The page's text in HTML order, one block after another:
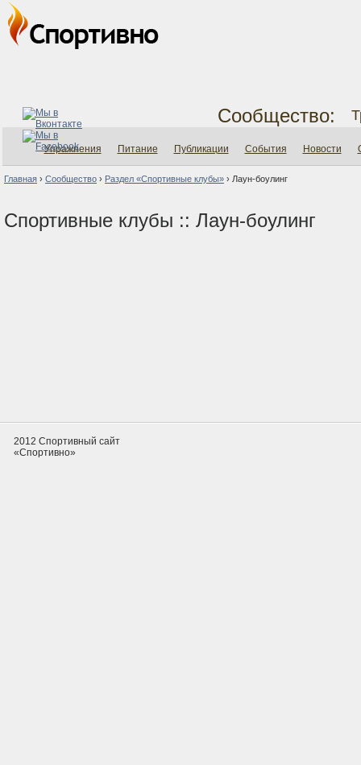
Сообщество:
Упражнения Питание Публикации События Новости
Главная › Сообщество › Раздел «Спортивные клубы» › Лаун-боулинг
Спортивные клубы :: Лаун-боулинг
2012 Спортивный сайт
«Спортивно»